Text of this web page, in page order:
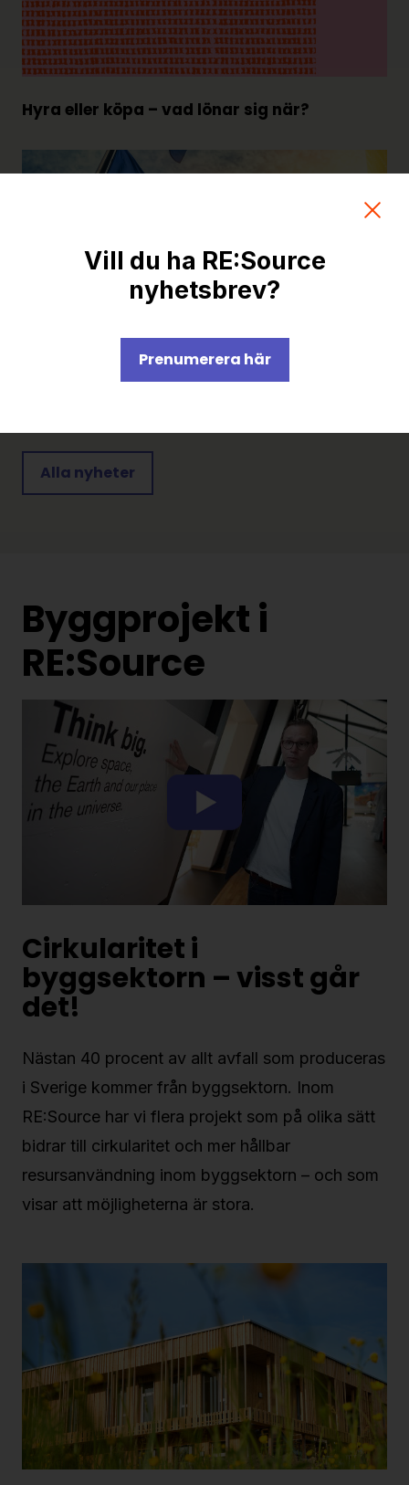
Hyra eller köpa – vad lönar sig när?
Uppmaning till regeringen: prioritera
Alla nyheter
Byggprojekt i
RE:Source
Cirkularitet i
byggsektorn – visst går
det!
Nästan 40 procent av allt avfall som produceras
i Sverige kommer från byggsektorn. Inom
RE:Source har vi flera projekt som på olika sätt
bidrar till cirkularitet och mer hållbar
resursanvändning inom byggsektorn – och som
visar att möjligheterna är stora.
Vill du ha RE:Source
nyhetsbrev?
Prenumerera här